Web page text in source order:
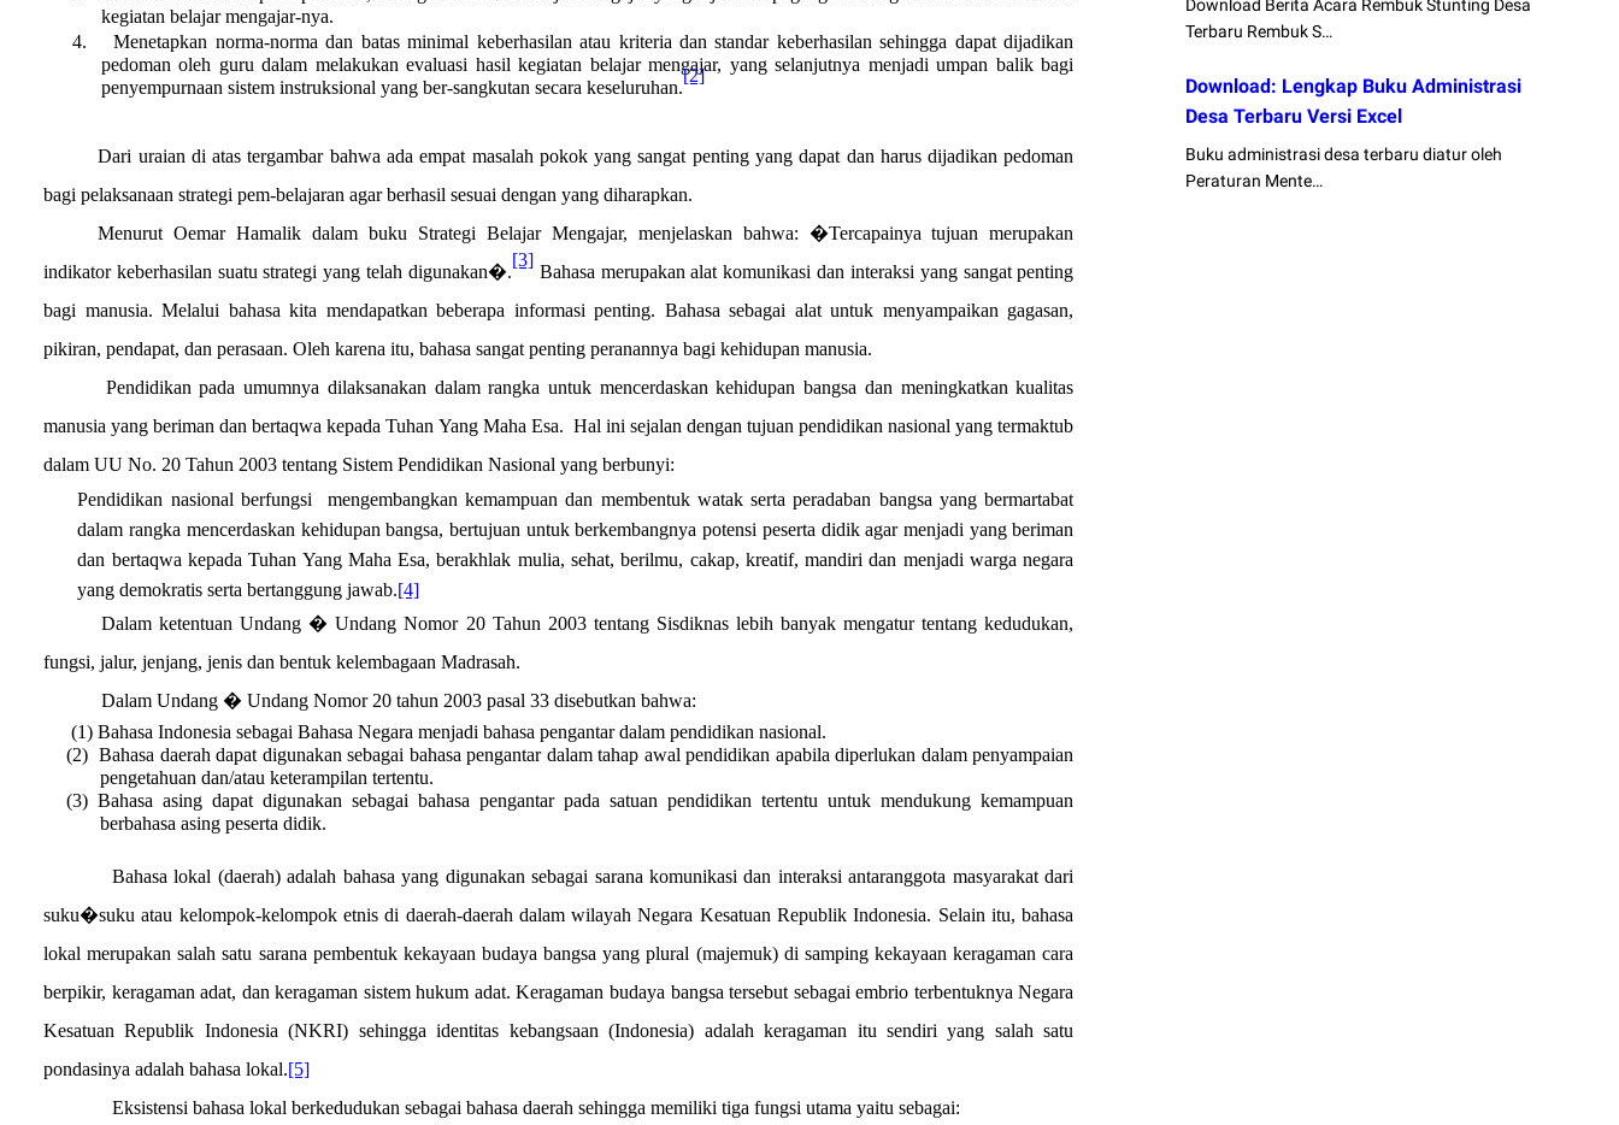
kegiatan belajar mengajar-nya.
4.
Menetapkan norma-norma dan batas minimal keberhasilan atau kriteria dan standar keberhasilan sehingga dapat dijadikan
pedoman oleh guru dalam melakukan evaluasi hasil kegiatan belajar mengajar, yang selanjutnya menjadi umpan balik bagi
penyempurnaan sistem instruksional yang ber-sangkutan secara keseluruhan.
[2]
Dari uraian di atas tergambar bahwa ada empat masalah pokok yang sangat penting yang dapat dan harus dijadikan pedoman
bagi pelaksanaan strategi pem-belajaran agar berhasil sesuai dengan yang diharapkan.
Menurut Oemar Hamalik dalam buku Strategi Belajar Mengajar, menjelaskan bahwa: �Tercapainya tujuan merupakan
indikator keberhasilan suatu strategi yang telah digunakan�.
[3]
Bahasa merupakan alat komunikasi dan interaksi yang sangat penting
bagi manusia. Melalui bahasa kita mendapatkan beberapa informasi penting. Bahasa sebagai alat untuk menyampaikan gagasan,
pikiran, pendapat, dan perasaan. Oleh karena itu, bahasa sangat penting peranannya bagi kehidupan manusia.
Pendidikan pada umumnya dilaksanakan dalam rangka untuk mencerdaskan kehidupan bangsa dan meningkatkan kualitas
manusia yang beriman dan bertaqwa kepada Tuhan Yang Maha Esa. Hal ini sejalan dengan tujuan pendidikan nasional yang termaktub
dalam UU No. 20 Tahun 2003 tentang Sistem Pendidikan Nasional yang berbunyi:
Pendidikan nasional berfungsi
mengembangkan kemampuan dan membentuk watak serta peradaban bangsa yang bermartabat
dalam rangka mencerdaskan kehidupan bangsa, bertujuan untuk berkembangnya potensi peserta didik agar menjadi yang beriman
dan bertaqwa kepada Tuhan Yang Maha Esa, berakhlak mulia, sehat, berilmu, cakap, kreatif, mandiri dan menjadi warga negara
yang demokratis serta bertanggung jawab.[4]
Dalam ketentuan Undang � Undang Nomor 20 Tahun 2003 tentang Sisdiknas lebih banyak mengatur tentang kedudukan,
fungsi, jalur, jenjang, jenis dan bentuk kelembagaan Madrasah.
Dalam Undang � Undang Nomor 20 tahun 2003 pasal 33 disebutkan bahwa:
(1) Bahasa Indonesia sebagai Bahasa Negara menjadi bahasa pengantar dalam pendidikan nasional.
(2) Bahasa daerah dapat digunakan sebagai bahasa pengantar dalam tahap awal pendidikan apabila diperlukan dalam penyampaian
pengetahuan dan/atau keterampilan tertentu.
(3) Bahasa asing dapat digunakan sebagai bahasa pengantar pada satuan pendidikan tertentu untuk mendukung kemampuan
berbahasa asing peserta didik.
Bahasa lokal (daerah) adalah bahasa yang digunakan sebagai sarana komunikasi dan interaksi antaranggota masyarakat dari
suku�suku atau kelompok-kelompok etnis di daerah-daerah dalam wilayah Negara Kesatuan Republik Indonesia. Selain itu, bahasa
lokal merupakan salah satu sarana pembentuk kekayaan budaya bangsa yang plural (majemuk) di samping kekayaan keragaman cara
berpikir, keragaman adat, dan keragaman sistem hukum adat. Keragaman budaya bangsa tersebut sebagai embrio terbentuknya Negara
Kesatuan Republik Indonesia (NKRI) sehingga identitas kebangsaan (Indonesia) adalah keragaman itu sendiri yang salah satu
pondasinya adalah bahasa lokal.[5]
Eksistensi bahasa lokal berkedudukan sebagai bahasa daerah sehingga memiliki tiga fungsi utama yaitu sebagai:
Download Berita Acara Rembuk Stunting Desa
Terbaru Rembuk S…
Download: Lengkap Buku Administrasi
Desa Terbaru Versi Excel
Buku administrasi desa terbaru diatur oleh
Peraturan Mente…